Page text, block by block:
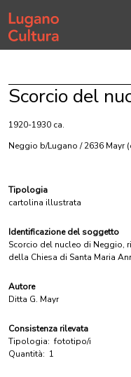
Home page
Scorcio del
1920-1930 ca.
Neggio b/Lugano / 2636 Mayr
Tipologia
cartolina illustrata
Identificazione del soggetto
Scorcio del nucleo di Neggio,
della Chiesa di Santa Maria
Autore
Ditta G. Mayr
Consistenza rilevata
Tipologia: fototipo/i
Quantità: 1